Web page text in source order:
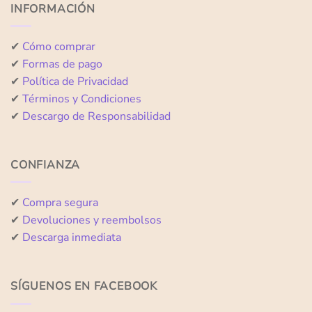
INFORMACIÓN
✔ Cómo comprar
✔ Formas de pago
✔ Política de Privacidad
✔ Términos y Condiciones
✔ Descargo de Responsabilidad
CONFIANZA
✔ Compra segura
✔ Devoluciones y reembolsos
✔ Descarga inmediata
SÍGUENOS EN FACEBOOK